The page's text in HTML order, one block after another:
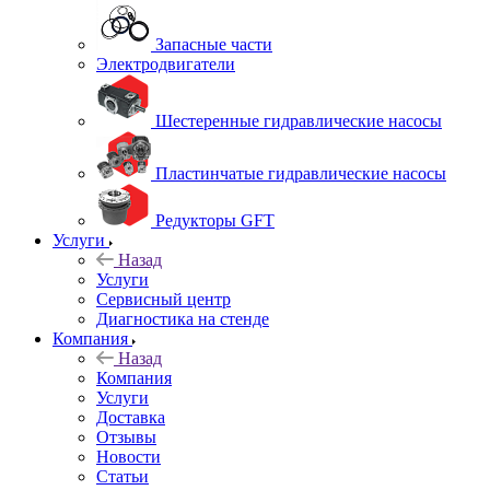
Запасные части
Электродвигатели
Шестеренные гидравлические насосы
Пластинчатые гидравлические насосы
Редукторы GFT
Услуги
Назад
Услуги
Сервисный центр
Диагностика на стенде
Компания
Назад
Компания
Услуги
Доставка
Отзывы
Новости
Статьи